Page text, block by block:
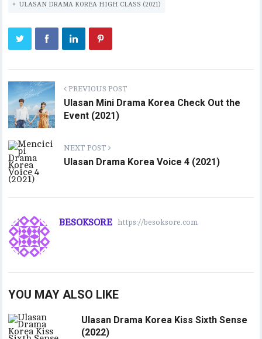
ULASAN DRAMA KOREA HIGH CLASS (2021)
PREVIOUS POST
Ulasan Mini Drama Korea Check Out the
Event (2021)
NEXT POST
Ulasan Drama Korea Voice 4 (2021)
BESOKSORE https://besoksore.com
YOU MAY ALSO LIKE
Ulasan Drama Korea Kiss Sixth Sense
(2022)